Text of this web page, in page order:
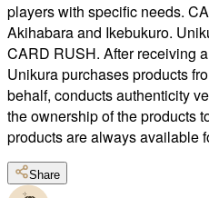
players with specific needs.
Akihabara and Ikebukuro.
CARD RUSH. After receiving
Unikura purchases products
behalf, conducts authenticity
the ownership of the products
products are always available
Share